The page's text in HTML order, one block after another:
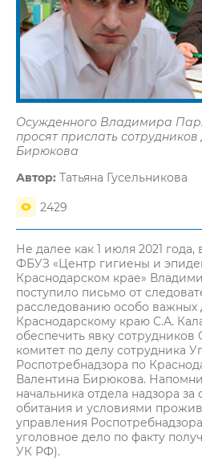
Осужденного Владимира
просят прислать
Бирюкова
Автор: Татьяна Гусельникова
2429
Не далее как 1 июля 2021 года,
ФБУЗ «Центр гигиены и
Краснодарском крае»
поступило письмо от
расследованию особо
Краснодарскому краю С.А.
обеспечить явку
комитет по делу сотрудника
Роспотребнадзора по
Валентина Бирюкова.
начальника отдела надзора
обитания и условиями
управления
уголовное дело по факту
УК РФ).